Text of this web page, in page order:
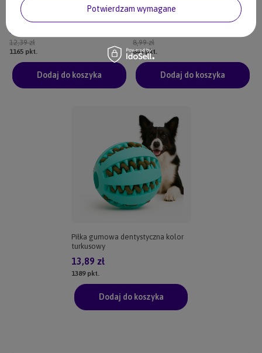
Gryzak szarpak dla psa pleciony
warkocz pomarańcz
12,39 zł
11,65 zł
1165 pkt.
Dodaj do koszyka
Gryzak dla psa kości pleciona
bawełna biel zieleń
8,99 zł
845pkt.
Dodaj do koszyka
Piłka gumowa dentystyczna kolor
turkusowy
13,89 zł
1389pkt.
Dodaj do koszyka
Potwierdzam wymagane